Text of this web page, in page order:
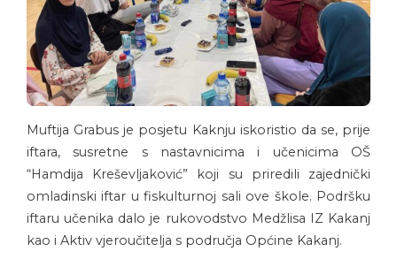
Muftija Grabus je posjetu Kaknju iskoristio da se, prije
iftara, susretne s nastavnicima i učenicima OŠ
“Hamdija Kreševljaković” koji su priredili zajednički
omladinski iftar u fiskulturnoj sali ove škole. Podršku
iftaru učenika dalo je rukovodstvo Medžlisa IZ Kakanj
kao i Aktiv vjeroučitelja s područja Općine Kakanj.